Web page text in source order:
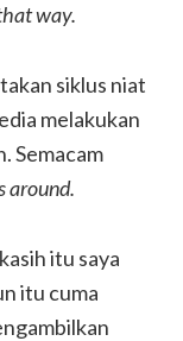
way.
siklus niat
melakukan
Semacam
around.
itu saya
itu cuma